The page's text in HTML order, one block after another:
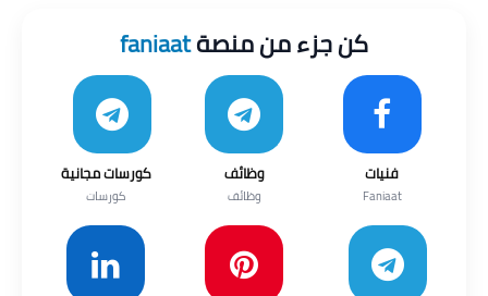
كن جزء من منصةfaniaat
فنيات
Faniaat
وظائف
وظائف
كورسات مجانية
كورسات